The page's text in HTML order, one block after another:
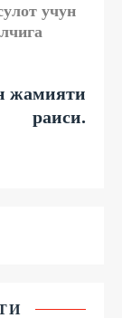
учун
жамияти
раиси.